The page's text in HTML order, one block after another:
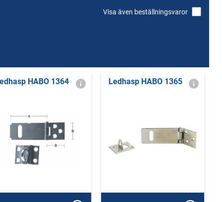
Visa även beställningsvaror
HABO 1364 Ledhasp HABO 1365